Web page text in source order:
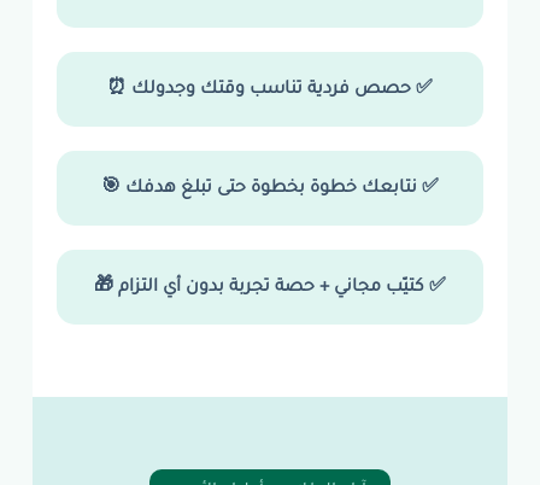
✅ حصص فردية تناسب وقتك وجدولك ⏰
✅ نتابعك خطوة بخطوة حتى تبلغ هدفك 🎯
✅ كتيّب مجاني + حصة تجربة بدون أي التزام 🎁